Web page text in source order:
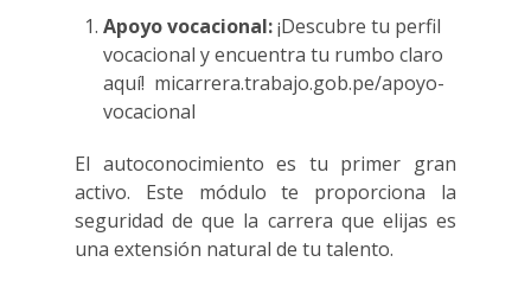
Apoyo vocacional:¡Descubre tu perfil
vocacional y encuentra tu rumbo claro
aquí! micarrera.trabajo.gob.pe/apoyo-
vocacional
El autoconocimiento es tu primer gran
activo. Este módulo te proporciona la
seguridad de que la carrera que elijas es
una extensión natural de tu talento.